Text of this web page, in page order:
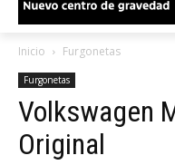
Inicio Furgonetas
Furgonetas
Volkswagen
Original